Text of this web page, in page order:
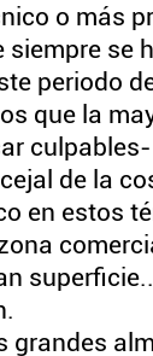
o más
se
periodo
que la
de la
en estos
grandes